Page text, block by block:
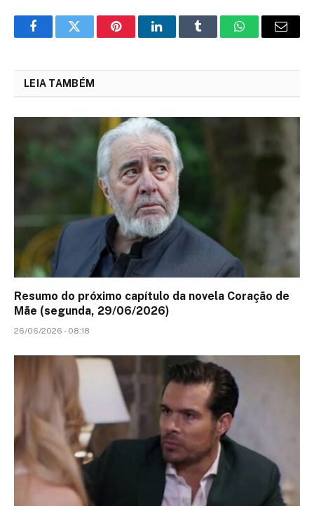
FacebookTwitter PinterestLinkedInTumblr WhatsAppEmail
LEIA TAMBÉM
Resumo do próximo capítulo da novela Coração de
Mãe (segunda, 29/06/2026)
26/06/2026 - 08:18